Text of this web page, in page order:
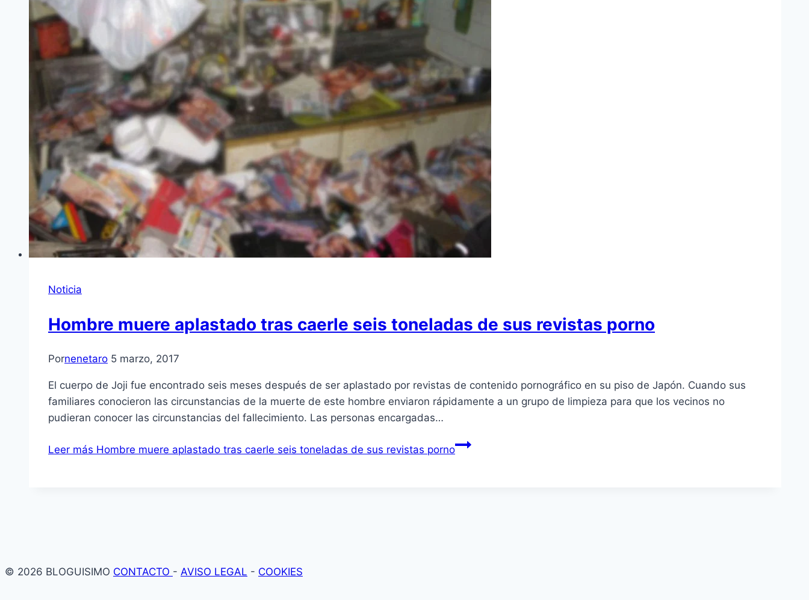
Noticia
Hombre muere aplastado tras caerle seis toneladas de sus revistas porno
Pornenetaro 5 marzo, 2017
El cuerpo de Joji fue encontrado seis meses después de ser aplastado por revistas de contenido pornográfico en su piso de Japón. Cuando sus
familiares conocieron las circunstancias de la muerte de este hombre enviaron rápidamente a un grupo de limpieza para que los vecinos no
pudieran conocer las circunstancias del fallecimiento. Las personas encargadas…
Leer más Hombre muere aplastado tras caerle seis toneladas de sus revistas porno
© 2026 BLOGUISIMO CONTACTO - AVISO LEGAL - COOKIES